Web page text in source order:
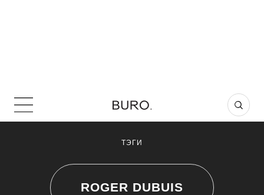
ТЭГИ
ROGER DUBUIS